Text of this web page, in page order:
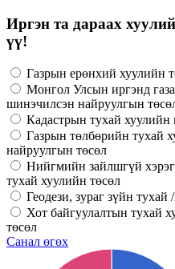
Иргэн та дараах
үү!
Газрын ерөнхий хуулийн
Монгол Улсын иргэнд
шинэчилсэн найруулгын
Кадастрын тухай
Газрын төлбөрийн тухай
найруулгын төсөл
Нийгмийн зайлшгүй
тухай хуулийн төсөл
Геодези, зураг зүйн
Хот байгуулалтын тухай
төсөл
Санал өгөх